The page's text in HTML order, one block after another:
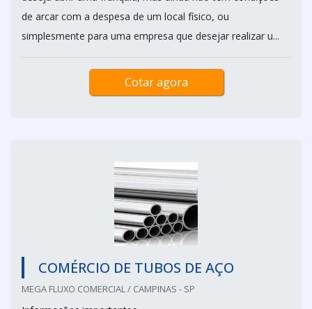
de arcar com a despesa de um local físico, ou
simplesmente para uma empresa que desejar realizar u...
Cotar agora
COMÉRCIO DE TUBOS DE AÇO
MEGA FLUXO COMERCIAL / CAMPINAS - SP